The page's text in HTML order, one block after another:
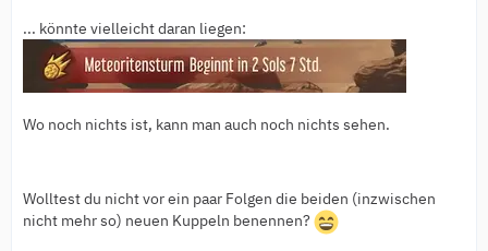
... könnte vielleicht daran liegen:
Wo noch nichts ist, kann man auch noch nichts sehen.
Wolltest du nicht vor ein paar Folgen die beiden (inzwischen
nicht mehr so) neuen Kuppeln benennen?